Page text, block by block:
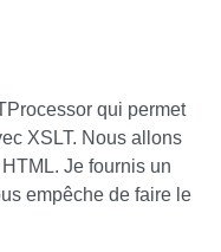
qui permet
XSLT. Nous allons
Je fournis un
empêche de faire le